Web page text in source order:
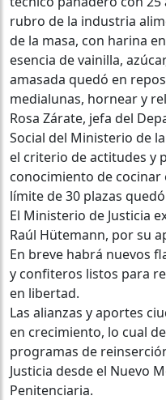
rubro de la industria
de la masa, con harina
esencia de vainilla,
amasada quedó en
medialunas, hornear y
Rosa Zárate, jefa del
Social del Ministerio de
el criterio de actitudes y
conocimiento de cocinar
límite de 30 plazas
El Ministerio de Justicia
Raúl Hütemann, por su
En breve habrá nuevos
y confiteros listos para
en libertad.
Las alianzas y aportes
en crecimiento, lo cual
programas de
Justicia desde el Nuevo
Penitenciaria.